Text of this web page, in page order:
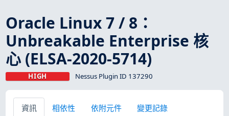
Oracle Linux 7 / 8：
Unbreakable Enterprise 核
心 (ELSA-2020-5714)
HIGH Nessus Plugin ID 137290
資訊 相依性 依附元件 變更記錄